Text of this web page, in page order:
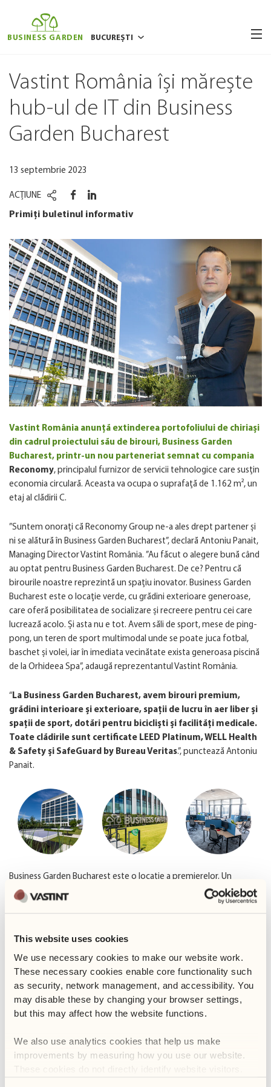
This website uses cookies
We use necessary cookies to make our website work.
These necessary cookies enable core functionality such
as security, network management, and accessibility. You
may disable these by changing your browser settings,
but this may affect how the website functions.
We also use analytics cookies that help us make
improvements by measuring how you use our website.
BUSINESS GARDEN BUCUREȘTI
BRUXELLES
RIGA
VARȘOVIA
WROCLAW
Vastint România își mărește
hub-ul de IT din Business
Garden Bucharest
13 septembrie 2023
ACȚIUNE
Primiți buletinul informativ
Vastint România anunță extinderea portofoliului de chiriași
din cadrul proiectului său de birouri, Business Garden
Bucharest, printr-un nou parteneriat semnat cu compania
Reconomy, principalul furnizor de servicii tehnologice care susțin
economia circulară. Aceasta va ocupa o suprafață de 1.162 m², un
etaj al clădirii C.
”Suntem onorați că Reconomy Group ne-a ales drept partener și
ni se alătură în Business Garden Bucharest”, declară Antoniu Panait,
Managing Director Vastint România. ”Au făcut o alegere bună când
au optat pentru Business Garden Bucharest. De ce? Pentru că
birourile noastre reprezintă un spațiu inovator. Business Garden
Bucharest este o locație verde, cu grădini exterioare generoase,
care oferă posibilitatea de socializare și recreere pentru cei care
lucrează acolo. Și asta nu e tot. Avem săli de sport, mese de ping-
pong, un teren de sport multimodal unde se poate juca fotbal,
baschet și volei, iar în imediata vecinătate exista generoasa piscină
de la Orhideea Spa”, adaugă reprezentantul Vastint România.
“ La Business Garden Bucharest, avem birouri premium,
grădini interioare și exterioare, spații de lucru în aer liber și
spații de sport, dotări pentru bicicliști și facilități medicale.
Toate clădirile sunt certificate LEED Platinum, WELL Health
& Safety și SafeGuard by Bureau Veritas.”, punctează Antoniu
Panait.
Business Garden Bucharest este o locație a premierelor. Un
complex office premium, format din trei clădiri, certificatLEED
Platinum
cu cel mai mare punctaj din România. Cu o suprafață
Streamwide, Greentree Marketing.
Business Garden Bucharesteste un complex de birouri care
bifeazăspecificații tehnice de ultimă generație:
înălțime liberă de 3m;